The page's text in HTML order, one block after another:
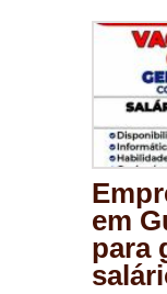
em
para